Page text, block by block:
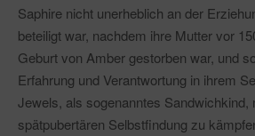
Saphire nicht unerheblich an der
beteiligt war, nachdem ihre Mutter vor
Geburt von Amber gestorben war, und
Erfahrung und Verantwortung in ihrem
Jewels, als sogenanntes Sandwichkind,
spätpubertären Selbstfindung zu